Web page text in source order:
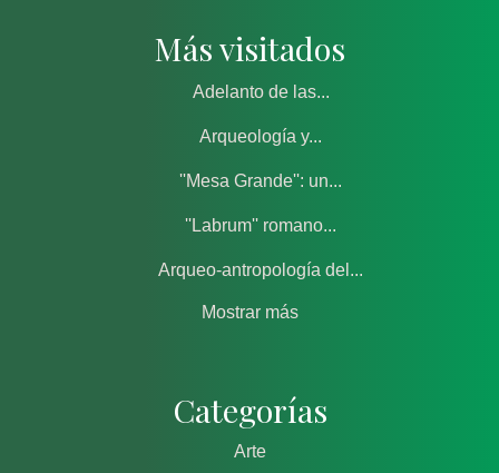
Más visitados
Adelanto de las...
Arqueología y...
''Mesa Grande'': un...
''Labrum'' romano...
Arqueo-antropología del...
Mostrar más
Categorías
Arte